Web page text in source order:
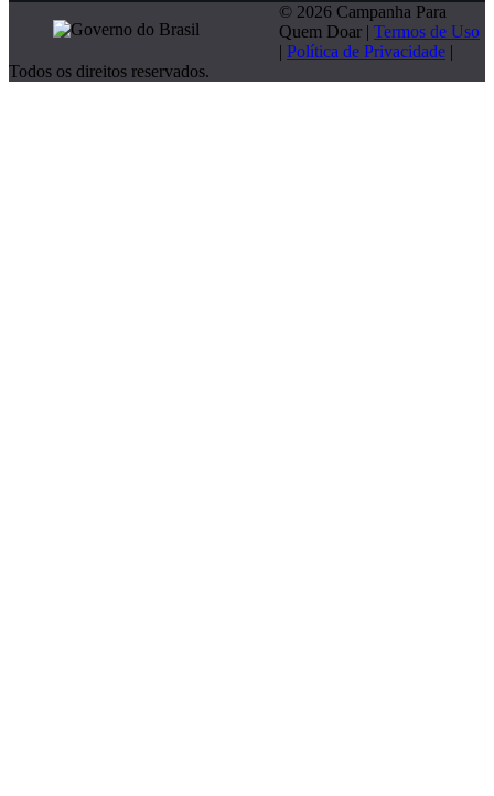
© 2026 Campanha Para
Quem Doar | Termos de Uso
| Política de Privacidade |
Todos os direitos reservados.